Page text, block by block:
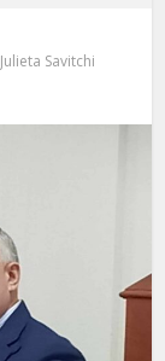
Julieta Savitchi